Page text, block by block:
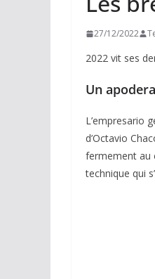
27/12/2022
2022 vit ses
Un
L’empresario
d’Octavio
fermement au
technique qui